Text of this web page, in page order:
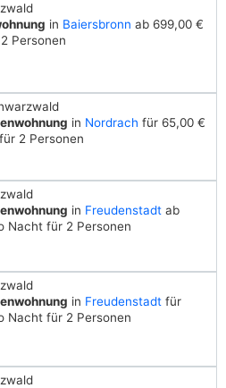
in Baiersbronn ab 699,00 €
Personen
in Nordrach für 65,00 €
2 Personen
in Freudenstadt ab
Nacht für 2 Personen
in Freudenstadt für
Nacht für 2 Personen